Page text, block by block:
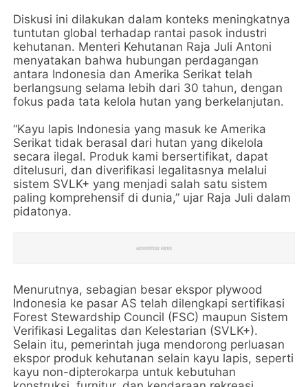
Diskusi ini dilakukan dalam konteks meningkatnya
tuntutan global terhadap rantai pasok industri
kehutanan. Menteri Kehutanan Raja Juli Antoni
menyatakan bahwa hubungan perdagangan
antara Indonesia dan Amerika Serikat telah
berlangsung selama lebih dari 30 tahun, dengan
fokus pada tata kelola hutan yang berkelanjutan.
“Kayu lapis Indonesia yang masuk ke Amerika
Serikat tidak berasal dari hutan yang dikelola
secara ilegal. Produk kami bersertifikat, dapat
ditelusuri, dan diverifikasi legalitasnya melalui
sistem SVLK+ yang menjadi salah satu sistem
paling komprehensif di dunia,” ujar Raja Juli dalam
pidatonya.
Menurutnya, sebagian besar ekspor plywood
Indonesia ke pasar AS telah dilengkapi sertifikasi
Forest Stewardship Council (FSC) maupun Sistem
Verifikasi Legalitas dan Kelestarian (SVLK+).
Selain itu, pemerintah juga mendorong perluasan
ekspor produk kehutanan selain kayu lapis, seperti
kayu non-dipterokarpa untuk kebutuhan